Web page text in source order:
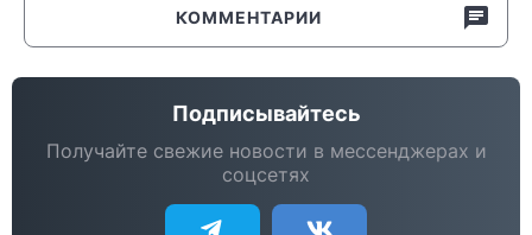
КОММЕНТАРИИ
Подписывайтесь
Получайте свежие новости в мессенджерах и
соцсетях